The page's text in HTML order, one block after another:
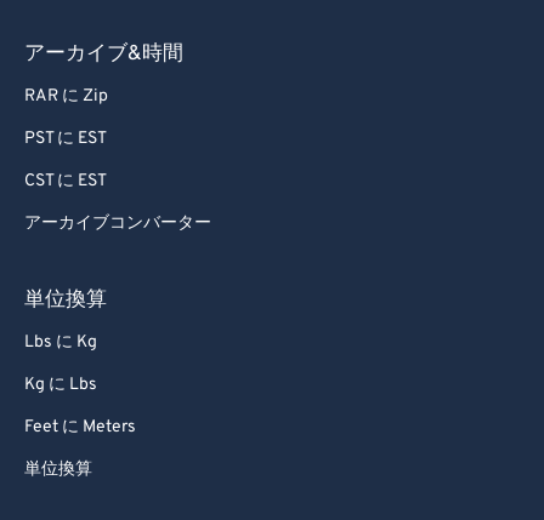
アーカイブ&時間
RAR に Zip
PST に EST
CST に EST
アーカイブコンバーター
単位換算
Lbs に Kg
Kg に Lbs
Feet に Meters
単位換算